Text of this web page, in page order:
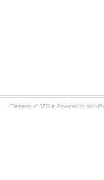
Elements of SEO is Powered by